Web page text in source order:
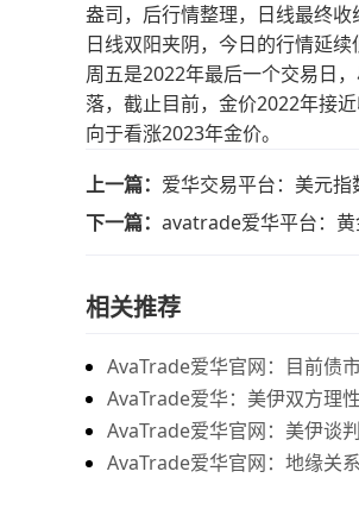
盎司，后行情整理，日线最终
日线双阳夹阴，今日的行情延续
周五是2022年最后一个交易日
落，截止目前，金价2022年接
向于看涨2023年金价。
上一篇： 爱华交易平台：美元
下一篇： avatrade爱华平台：
相关推荐
AvaTrade爱华官网：目前债
黄金价格震荡走势
AvaTrade爱华：美伊双方理
价格下跌
AvaTrade爱华官网：美伊谈
格上涨
AvaTrade爱华官网：地缘关